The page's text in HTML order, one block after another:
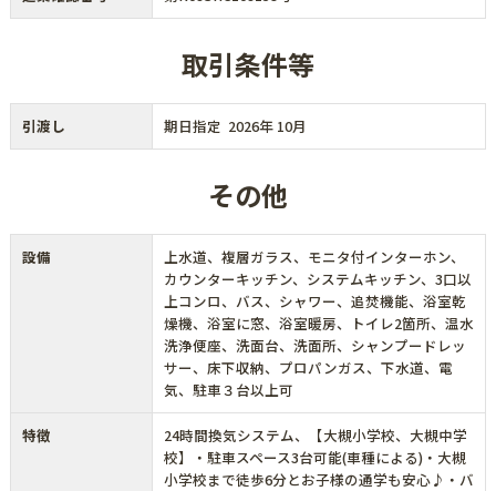
取引条件等
引渡し 期日指定 2026年 10月
その他
設備
上水道、複層ガラス、モニタ付インターホン、
カウンターキッチン、システムキッチン、3口以
上コンロ、バス、シャワー、追焚機能、浴室乾
燥機、浴室に窓、浴室暖房、トイレ2箇所、温水
洗浄便座、洗面台、洗面所、シャンプードレッ
サー、床下収納、プロパンガス、下水道、電
気、駐車３台以上可
特徴
24時間換気システム、【大槻小学校、大槻中学
校】・駐車スペース3台可能(車種による)・大槻
小学校まで徒歩6分とお子様の通学も安心♪・バ